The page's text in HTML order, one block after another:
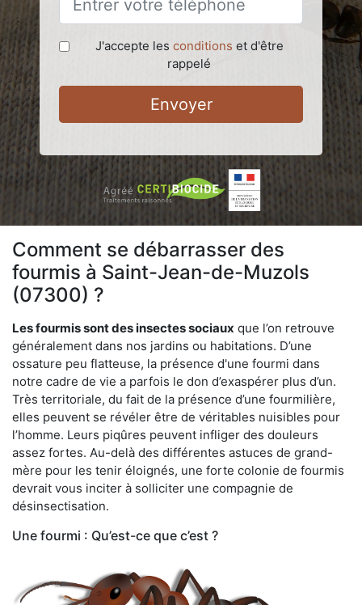
J'accepte les conditions et d'être
rappelé
Envoyer
Comment se débarrasser des
fourmis à Saint-Jean-de-Muzols
(07300) ?
Les fourmis sont des insectes sociaux que l’on retrouve
généralement dans nos jardins ou habitations. D’une
ossature peu flatteuse, la présence d'une fourmi dans
notre cadre de vie a parfois le don d’exaspérer plus d’un.
Très territoriale, du fait de la présence d’une fourmilière,
elles peuvent se révéler être de véritables nuisibles pour
l’homme. Leurs piqûres peuvent infliger des douleurs
assez fortes. Au-delà des différentes astuces de grand-
mère pour les tenir éloignés, une forte colonie de fourmis
devrait vous inciter à solliciter une compagnie de
désinsectisation.
Une fourmi : Qu’est-ce que c’est ?